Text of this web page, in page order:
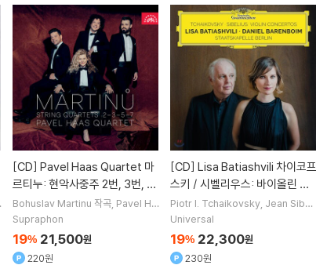
[CD]
르티누: 현악사중주 2번, 3번, 5
번, 7번 (Martinu: String Quar
tets 2, 3, 5, 7)
Bohuslav Martinu 작곡 Pavel Ha
as Quartet실내악
Supraphon
19% 21,500원
220원
[CD]
스키 / 시벨리우스: 바이올린 협
주곡 - 리사 바티아슈빌리 (Tch
aikovsky / Sibelius: Violin C
oncertos)
Piotr I. Tchaikovsky Jean Sibeli
us작곡 Lisa Batiashvili
Universal
19% 22,300원
230원